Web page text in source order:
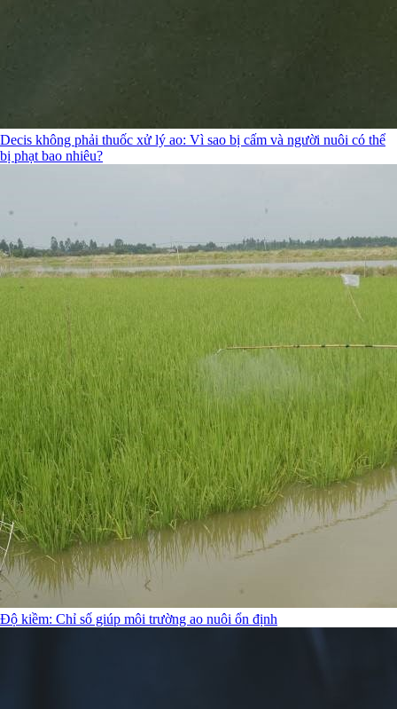
Decis không phải thuốc xử lý ao: Vì sao bị cấm và người nuôi có thể
bị phạt bao nhiêu?
Độ kiềm: Chỉ số giúp môi trường ao nuôi ổn định